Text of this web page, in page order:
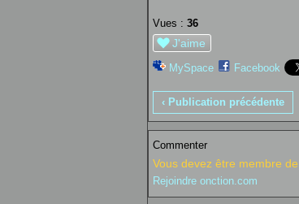
Vues : 36
J'aime
MySpace Facebook
‹ Publication précédente
Commenter
Vous devez être membre
Rejoindre onction.com